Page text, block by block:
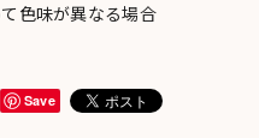
色味が異なる場合
Save